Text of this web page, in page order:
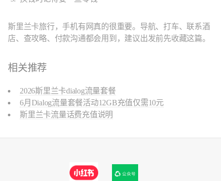
斯里兰卡旅行，手机有网真的很重要。导航、打车、联系酒
店、查攻略、付款沟通都会用到，建议出发前先收藏这篇。
相关推荐
2026斯里兰卡dialog流量套餐
6月Dialog流量套餐活动12GB充值仅需10元
斯里兰卡流量话费充值说明